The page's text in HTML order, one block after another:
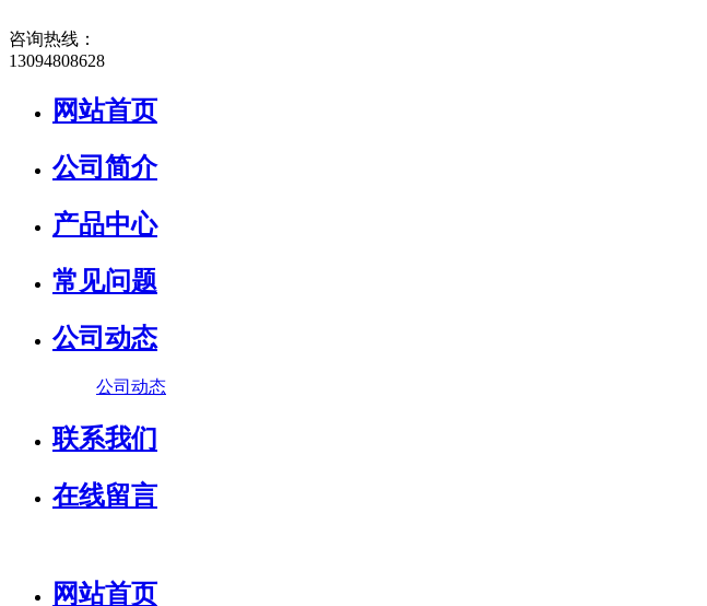
咨询热线：
13094808628
网站首页
公司简介
产品中心
常见问题
公司动态
公司动态
联系我们
在线留言
网站首页